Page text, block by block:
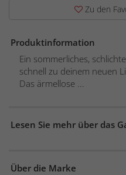
Zu den
Produktinformation
Ein sommerliches,
schnell zu deinem neuen
Das ärmellose ...
Lesen Sie mehr über das
Über die Marke